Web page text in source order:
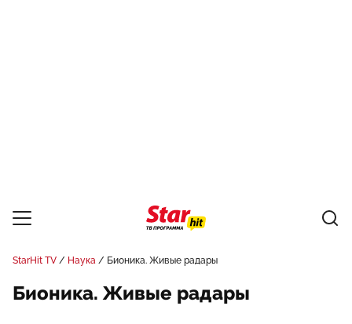
StarHit TV Наука Бионика. Живые радары
Бионика. Живые радары